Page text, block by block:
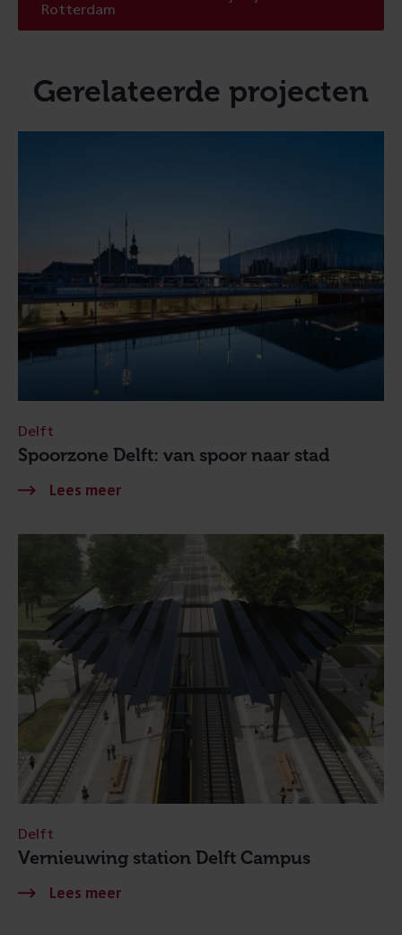
Rotterdam
Gerelateerde projecten
Spoorzone Delft: van spoor naar stad
Delft
Vernieuwing station Delft Campus
Delft